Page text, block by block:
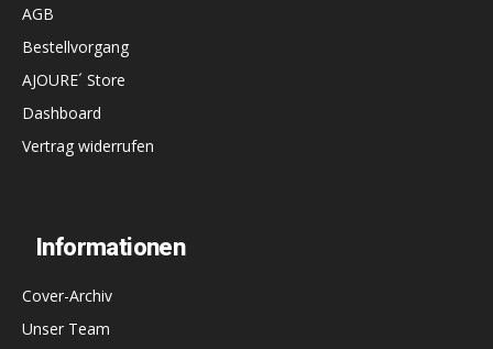
AGB
Bestellvorgang
AJOURE´ Store
Dashboard
Vertrag widerrufen
Informationen
Cover-Archiv
Unser Team